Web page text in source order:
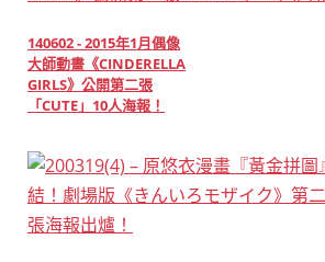
140602 - 2015年1月偶像
大師動畫《CINDERELLA
GIRLS》公開第二張
「CUTE」10人海報！